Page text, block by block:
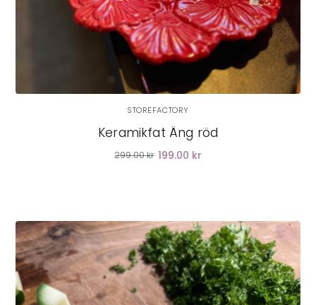
STOREFACTORY
Keramikfat Äng röd
299.00 kr 199.00 kr